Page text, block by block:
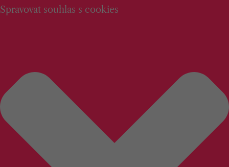
Spravovat souhlas s cookies